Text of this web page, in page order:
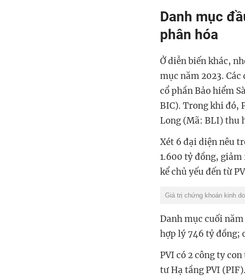
Danh mục
phân hóa
Ở diễn biến khác,
mục năm 2023.
cổ phần Bảo hiểm
BIC). Trong khi đó,
Long (Mã: BLI) thu
Xét 6 đại diện nêu
1.600 tỷ đồng, giảm
kể chủ yếu đến từ
Giá trị chứng khoán kinh
Danh mục cuối
hợp lý 746 tỷ đồng;
PVI có 2 công ty
tư Hạ tầng PVI